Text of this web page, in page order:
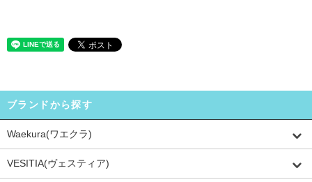
ブランドから探す
Waekura(ワエクラ)
VESITIA(ヴェスティア)